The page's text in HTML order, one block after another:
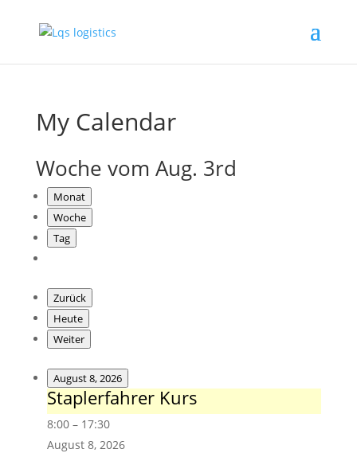
My Calendar
Woche vom Aug. 3rd
Monat
Woche
Tag
Zurück
Heute
Weiter
August 8, 2026
Staplerfahrer
Kurs
Staplerfahrer Kurs
8:00 – 17:30
August 8, 2026